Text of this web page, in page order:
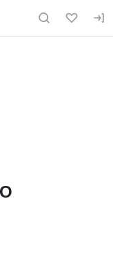
fishretail.ru